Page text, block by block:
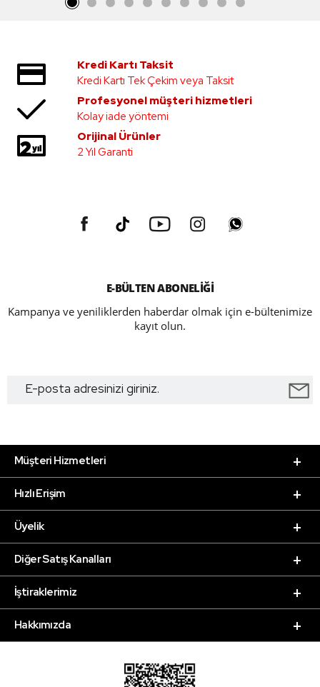
Kredi Kartı Taksit
Kredi Kartı Tek Çekim veya Taksit
Profesyonel müşteri hizmetleri
Kolay iade yöntemi
Orijinal Ürünler
2 Yıl Garanti
E-BÜLTEN ABONELİĞİ
Kampanya ve yeniliklerden haberdar olmak için e-bültenimize
kayıt olun.
Müşteri Hizmetleri
Hızlı Erişim
Üyelik
Diğer Satış Kanalları
İştiraklerimiz
Hakkımızda